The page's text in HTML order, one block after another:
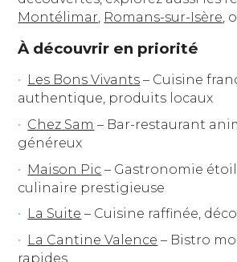
Montélimar, Romans-sur-Isère,
À découvrir en priorité
Les Bons Vivants – Cuisine
authentique, produits locaux
Chez Sam – Bar-restaurant
généreux
Maison Pic – Gastronomie
culinaire prestigieuse
La Suite – Cuisine raffinée,
La Cantine Valence – Bistro
rapides